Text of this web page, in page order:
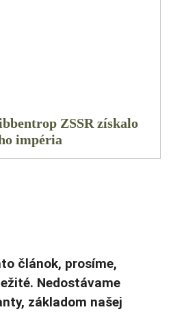
ZSSR získalo
impéria
článok, prosíme,
Nedostávame
základom našej